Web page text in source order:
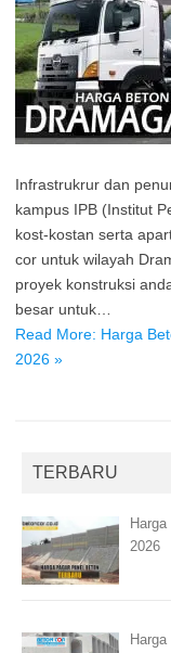
Infrastrukrur dan
kampus IPB (Institut
kost-kostan serta
cor untuk wilayah
proyek konstruksi
besar untuk…
Read More: Harga
2026 »
TERBARU
2026